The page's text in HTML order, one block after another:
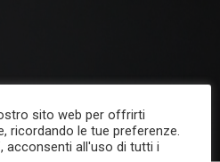
sito web per offrirti
ricordando le tue preferenze.
acconsenti all'uso di tutti i